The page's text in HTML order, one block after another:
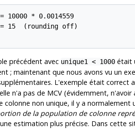
10000 * 0.0014559
15  (rounding off)
précédent avec unique1 < 1000était
; maintenant que nous avons vu un
L'exemple était correct
n'a pas de MCV (évidemment,
colonne non unique, il y a
de la population de colonne
estimation plus précise. Dans cette